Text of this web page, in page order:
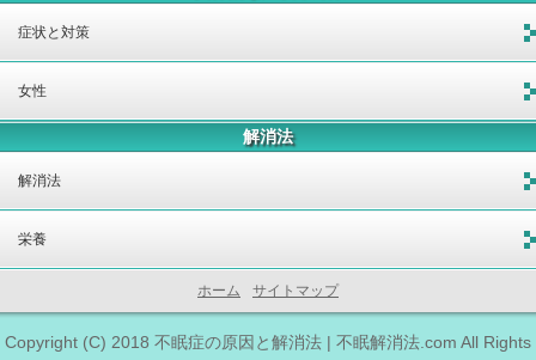
症状と対策
女性
解消法
解消法
栄養
ホーム サイトマップ
Copyright (C) 2018 不眠症の原因と解消法 | 不眠解消法.com All Rights